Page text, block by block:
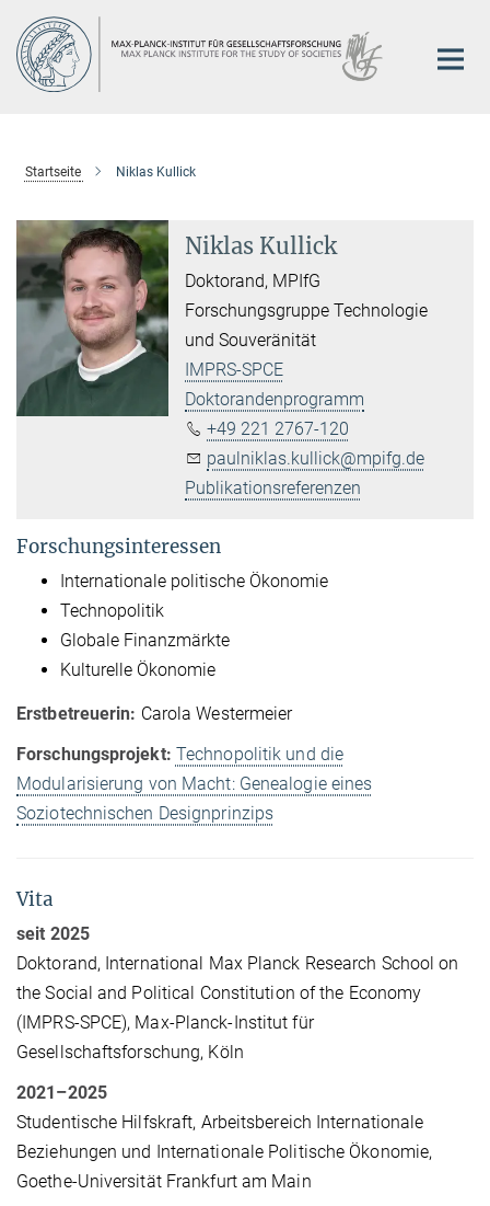
Hauptinhalt
Startseite Niklas Kullick
Niklas Kullick
Doktorand, MPIfG
Forschungsgruppe Technologie
und Souveränität
IMPRS-SPCE
Doktorandenprogramm
+49 221 2767-120
paulniklas.kullick@mpifg.de
Publikationsreferenzen
Forschungsinteressen
Internationale politische Ökonomie
Technopolitik
Globale Finanzmärkte
Kulturelle Ökonomie
Erstbetreuerin: Carola Westermeier
Forschungsprojekt: Technopolitik und die
Modularisierung von Macht: Genealogie eines
Soziotechnischen Designprinzips
Vita
seit 2025
Doktorand, International Max Planck Research School on
the Social and Political Constitution of the Economy
(IMPRS-SPCE), Max-Planck-Institut für
Gesellschaftsforschung, Köln
2021–2025
Studentische Hilfskraft, Arbeitsbereich Internationale
Beziehungen und Internationale Politische Ökonomie,
Goethe-Universität Frankfurt am Main